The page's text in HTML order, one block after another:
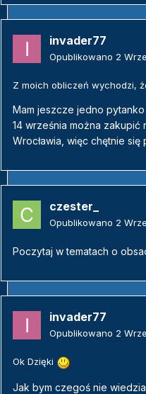
invader77
Opublikowano 2
Z moich obliczeń wychodzi,
Mam jeszcze jedno pytanko
14 września można zakupić
Wrocławia, więc chętnie się
czester_
Opublikowano 2
Poczytaj w tematach o
invader77
Opublikowano 2
Ok Dzięki
Jak bym czegoś nie